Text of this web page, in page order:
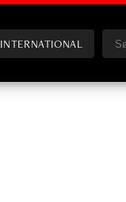
INTERNATIONAL